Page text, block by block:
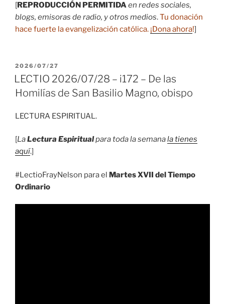
[REPRODUCCIÓN PERMITIDA en redes sociales,
blogs, emisoras de radio, y otros medios.Tu donación
hace fuerte la evangelización católica. ¡Dona ahora!]
PUBLICADO
EL
2026/07/27
LECTIO 2026/07/28 – i172 – De las
Homilías de San Basilio Magno, obispo
LECTURA ESPIRITUAL.
[LaLectura Espiritualpara toda la semanala tienes
aquí.]
#LectioFrayNelson para el Martes XVII del Tiempo
Ordinario